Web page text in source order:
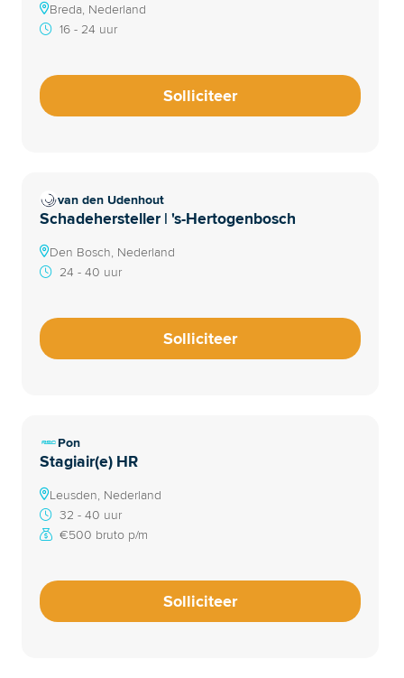
Breda, Nederland
16 - 24 uur
Solliciteer
van den Udenhout
Schadehersteller | 's-Hertogenbosch
Den Bosch, Nederland
24 - 40 uur
Solliciteer
Pon
Stagiair(e) HR
Leusden, Nederland
32 - 40 uur
€500 bruto p/m
Solliciteer